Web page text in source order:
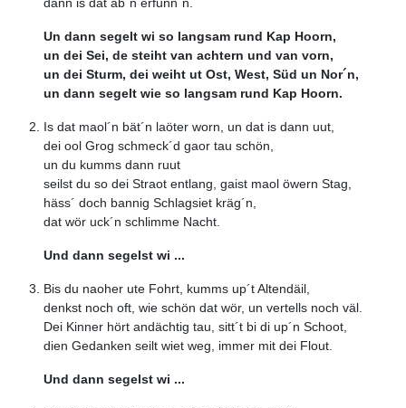
dann is dat äb´n erfunn´n.
Un dann segelt wi so langsam rund Kap Hoorn,
un dei Sei, de steiht van achtern und van vorn,
un dei Sturm, dei weiht ut Ost, West, Süd un Nor´n,
un dann segelt wie so langsam rund Kap Hoorn.
Is dat maol´n bät´n laöter worn, un dat is dann uut,
dei ool Grog schmeck´d gaor tau schön,
un du kumms dann ruut
seilst du so dei Straot entlang, gaist maol öwern Stag,
häss´ doch bannig Schlagsiet kräg´n,
dat wör uck´n schlimme Nacht.
Und dann segelst wi ...
Bis du naoher ute Fohrt, kumms up´t Altendäil,
denkst noch oft, wie schön dat wör, un vertells noch väl.
Dei Kinner hört andächtig tau, sitt´t bi di up´n Schoot,
dien Gedanken seilt wiet weg, immer mit dei Flout.
Und dann segelst wi ...